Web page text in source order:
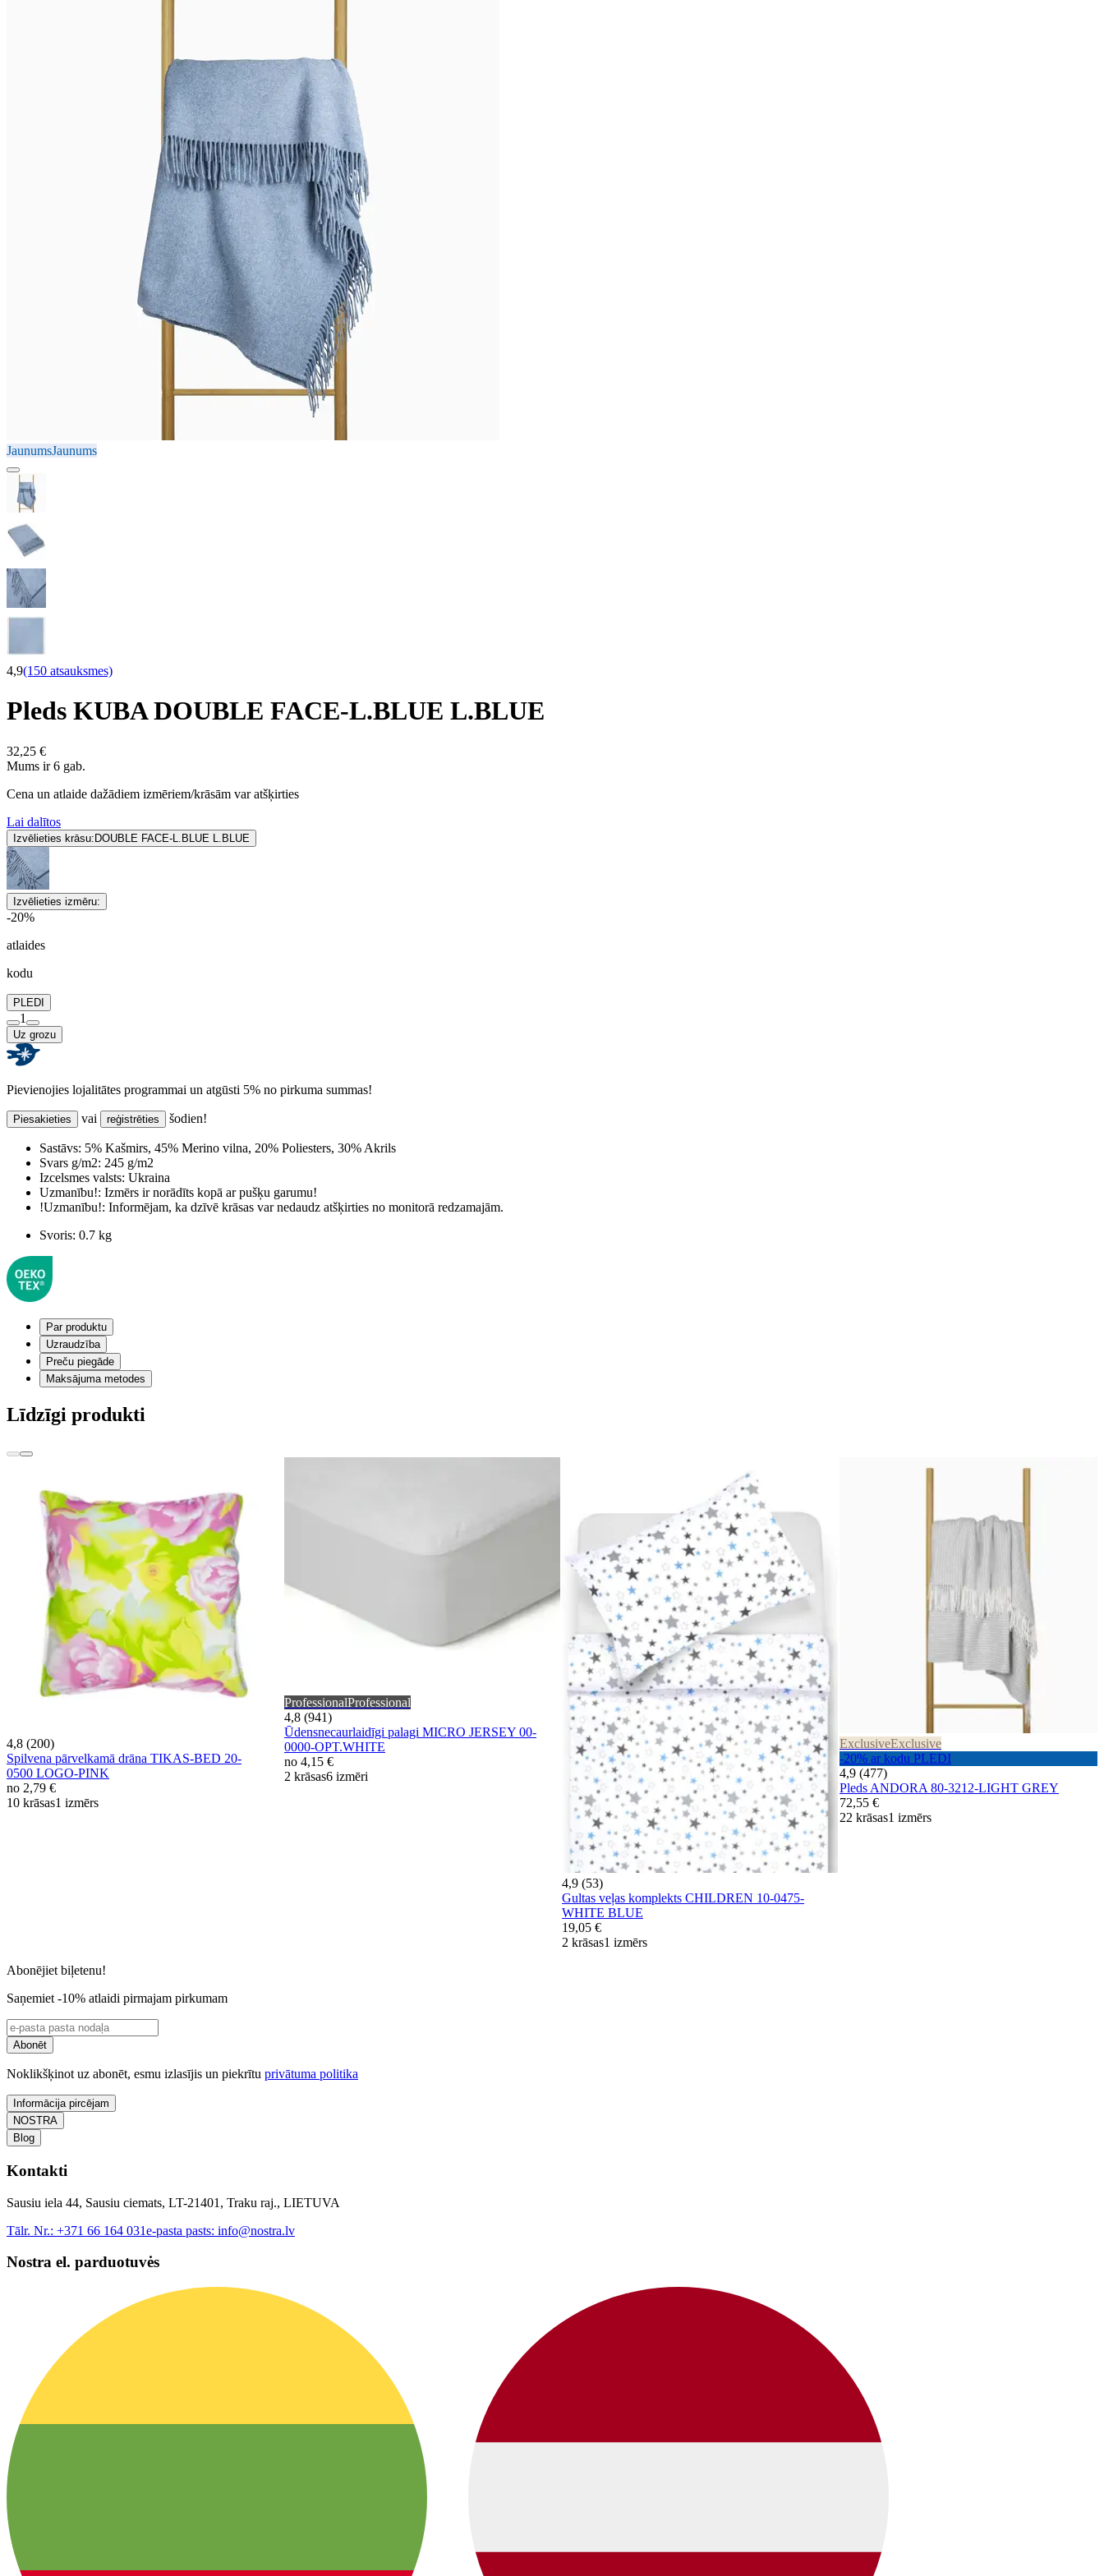
JaunumsJaunums
4,9(150 atsauksmes)
Pleds KUBA DOUBLE FACE-L.BLUE L.BLUE
32,25 €
Mums ir 6 gab.
Cena un atlaide dažādiem izmēriem/krāsām var atšķirties
Lai dalītos
Izvēlieties krāsu: DOUBLE FACE-L.BLUE L.BLUE
Izvēlieties izmēru:
-20%
atlaides
kodu
PLEDI
1
Uz grozu
Pievienojies lojalitātes programmai un atgūsti 5% no pirkuma summas!
Piesakieties vai reģistrēties šodien!
Sastāvs: 5% Kašmirs, 45% Merino vilna, 20% Poliesters, 30% Akrils
Svars g/m2: 245 g/m2
Izcelsmes valsts: Ukraina
Uzmanību!: Izmērs ir norādīts kopā ar pušķu garumu!
!Uzmanību!: Informējam, ka dzīvē krāsas var nedaudz atšķirties no monitorā redzamajām.
Svoris: 0.7 kg
Par produktu
Uzraudzība
Preču piegāde
Maksājuma metodes
Līdzīgi produkti
4,8 (200)
Spilvena pārvelkamā drāna TIKAS-BED 20-
0500 LOGO-PINK
no 2,79 €
10 krāsas1 izmērs
ProfessionalProfessional
4,8 (941)
Ūdensnecaurlaidīgi palagi MICRO JERSEY 00-
0000-OPT.WHITE
no 4,15 €
2 krāsas6 izmēri
4,9 (53)
Gultas veļas komplekts CHILDREN 10-0475-
WHITE BLUE
19,05 €
2 krāsas1 izmērs
ExclusiveExclusive
-20% ar kodu PLEDI
4,9 (477)
Pleds ANDORA 80-3212-LIGHT GREY
72,55 €
22 krāsas1 izmērs
Abonējiet biļetenu!
Saņemiet -10% atlaidi pirmajam pirkumam
Abonēt
Noklikšķinot uz abonēt, esmu izlasījis un piekrītu privātuma politika
Informācija pircējam
NOSTRA
Blog
Kontakti
Sausiu iela 44, Sausiu ciemats, LT-21401, Traku raj., LIETUVA
Tālr. Nr.: +371 66 164 031e-pasta pasts: info@nostra.lv
Nostra el. parduotuvės